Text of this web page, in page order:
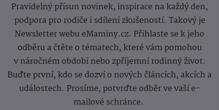
Pravidelný přísun novinek, inspirace na každý den,
podpora pro rodiče i sdílení zkušeností. Takový je
Newsletter webu eMaminy.cz. Přihlaste se k jeho
odběru a čtěte o tématech, které vám pomohou
v náročném období nebo zpříjemní rodinný život.
Buďte první, kdo se dozví o nových článcích, akcích a
událostech. Prosíme, potvrďte odběr ve vaší e-
mailové schránce.